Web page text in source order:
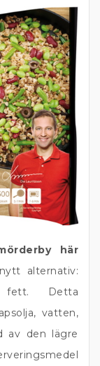
här
alternativ:
Detta
vatten,
av den lägre